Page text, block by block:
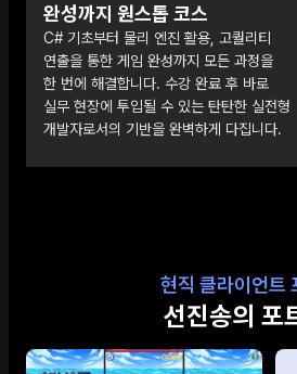
완성까지 원스톱 코스
C# 기초부터 물리 엔진 활용, 고퀄리티
연출을 통한 게임 완성까지 모든 과정을
한 번에 해결합니다. 수강 완료 후 바로
실무 현장에 투입될 수 있는 탄탄한 실전형
개발자로서의 기반을 완벽하게 다집니다.
현직 클라이언트
선진송의 포